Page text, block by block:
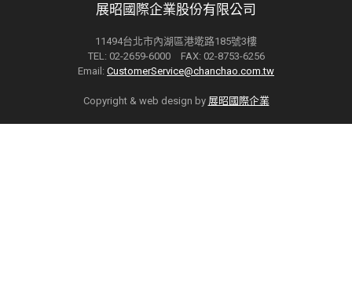
展昭國際企業股份有限公司
11494台北市內湖區港墘路185號3樓
TEL: 02-2659-6000 FAX: 02-8753-6256
Email: CustomerService@chanchao.com.tw
Copyright & web design by 展昭國際企業